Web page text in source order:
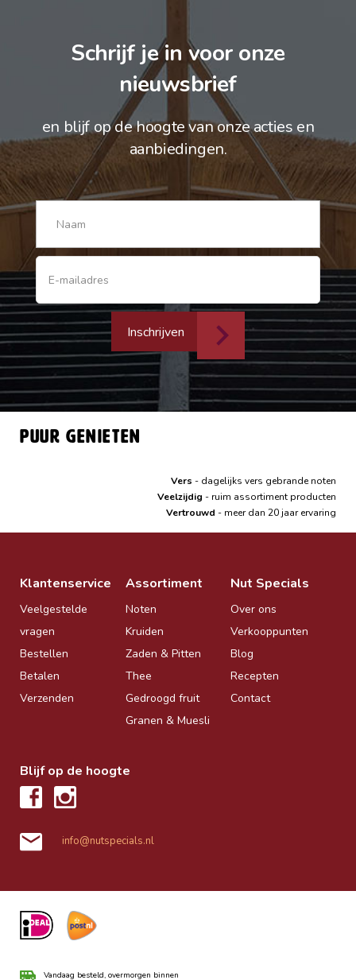
Schrijf je in voor onze
nieuwsbrief
en blijf op de hoogte van onze acties en
aanbiedingen.
Inschrijven
Puur genieten
Vers - dagelijks vers gebrande noten
Veelzijdig - ruim assortiment producten
Vertrouwd - meer dan 20 jaar ervaring
Klantenservice
Veelgestelde
vragen
Bestellen
Betalen
Verzenden
Assortiment
Noten
Kruiden
Zaden & Pitten
Thee
Gedroogd fruit
Granen & Muesli
Nut Specials
Over ons
Verkooppunten
Blog
Recepten
Contact
Blijf op de hoogte
info@nutspecials.nl
Vandaag besteld, overmorgen binnen